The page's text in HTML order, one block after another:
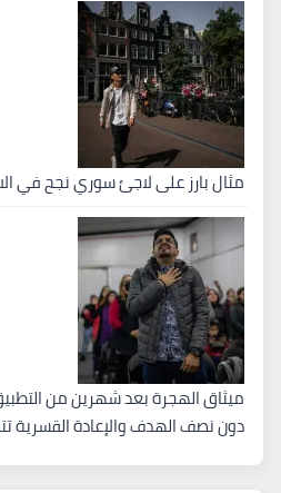
مثال بارز على لاجئ سوري نجح في
ميثاق الهجرة بعد شهرين من
دون نصف الهدف والإعادة القسرية